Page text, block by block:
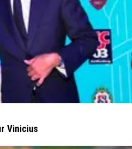
Vinicius